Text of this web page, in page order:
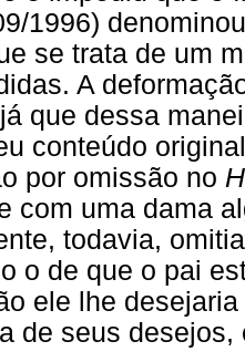
1996)
se trata de um
A
que dessa
conteúdo
por omissão no
com uma dama
todavia,
o de que o pai
ele lhe
de seus desejos,